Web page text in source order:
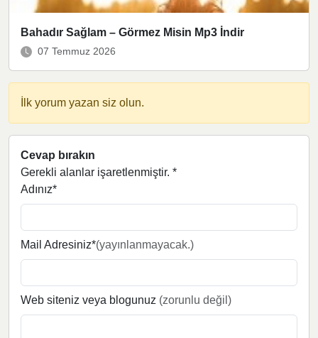
Bahadır Sağlam – Görmez Misin Mp3 İndir
07 Temmuz 2026
İlk yorum yazan siz olun.
Cevap bırakın
Gerekli alanlar işaretlenmiştir. *
Adınız*
Mail Adresiniz*(yayınlanmayacak.)
Web siteniz veya blogunuz (zorunlu değil)